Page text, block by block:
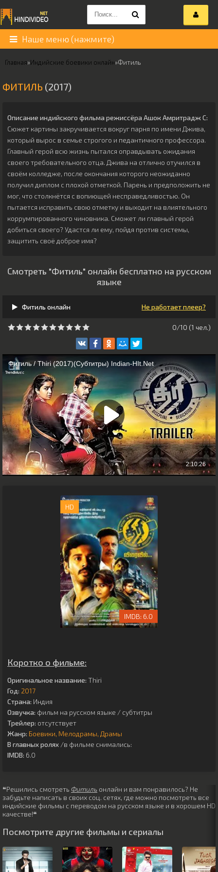
Наше меню (нажмите)
Главная»Индийские боевики онлайн»Фитиль
ФИТИЛЬ (2017)
Описание индийского фильма режиссёра Ашок Амритрадж С:
Сюжет картины закручивается вокруг парня по имени Джива,
который вырос в семье строгого и педантичного профессора.
Главный герой всю жизнь пытался оправдывать ожидания
своего требовательного отца. Джива на отлично отучился в
своём колледже, после окончания которого неожиданно
получил диплом с плохой отметкой. Парень и предположить не
мог, что столкнётся с вопиющей несправедливостью. Он
пытается исправить свою отметку и выходит на влиятельного
коррумпированного чиновника. Сможет ли главный герой
добиться своего? Удастся ли ему, пойдя против системы,
защитить своё доброе имя?
Смотреть "Фитиль" онлайн бесплатно на русском
языке
Фитиль онлайн Не работает плеер?
0/10 (1 чeл.)
HD
6.0
Коротко о фильме:
Оригинальное название: Thiri
Год: 2017
Страна: Индия
Озвучка: фильм на русском языке / субтитры
Трейлер: отсутствует
Жанр: Боевики Мелодрамы Драмы
В главных ролях /в фильме снимались:
IMDB: 6.0
❝Решились смотреть Фитиль онлайн и вам понравилось? Не
забудьте написать в своих соц. сетях, где можно посмотреть все
индийские фильмы с переводом на русском языке и в хорошем HD
качестве!❝
Посмотрите другие фильмы и сериалы